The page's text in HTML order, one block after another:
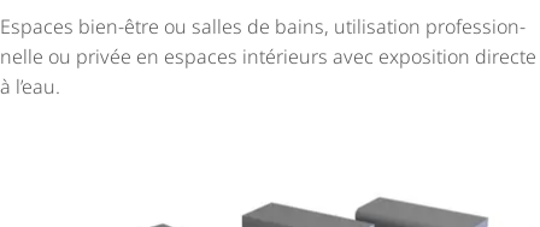
Espaces bien-être ou salles de bains, utilisation profes­sion­
nelle ou privée en espaces intérieurs avec exposition directe
à l’eau.